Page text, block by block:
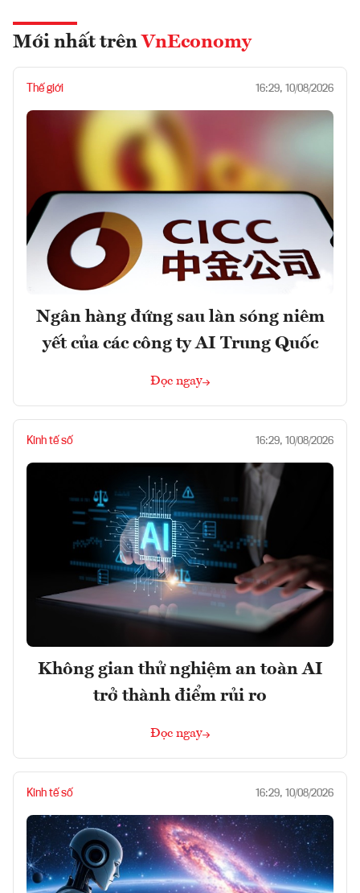
Mới nhất trên VnEconomy
Thế giới 16:29, 10/08/2026
Ngân hàng đứng sau làn sóng niêm
yết của các công ty AI Trung Quốc
Đọc ngay
Kinh tế số 16:29, 10/08/2026
Không gian thử nghiệm an toàn AI
trở thành điểm rủi ro
Đọc ngay
Kinh tế số 16:29, 10/08/2026